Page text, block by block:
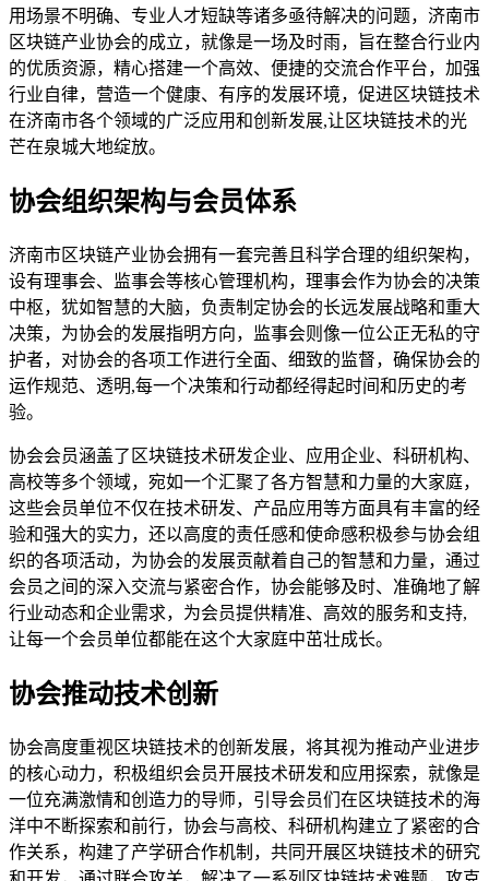
用场景不明确、专业人才短缺等诸多亟待解决的问题，济南市
区块链产业协会的成立，就像是一场及时雨，旨在整合行业内
的优质资源，精心搭建一个高效、便捷的交流合作平台，加强
行业自律，营造一个健康、有序的发展环境，促进区块链技术
在济南市各个领域的广泛应用和创新发展,让区块链技术的光
芒在泉城大地绽放。
协会组织架构与会员体系
济南市区块链产业协会拥有一套完善且科学合理的组织架构，
设有理事会、监事会等核心管理机构，理事会作为协会的决策
中枢，犹如智慧的大脑，负责制定协会的长远发展战略和重大
决策，为协会的发展指明方向，监事会则像一位公正无私的守
护者，对协会的各项工作进行全面、细致的监督，确保协会的
运作规范、透明,每一个决策和行动都经得起时间和历史的考
验。
协会会员涵盖了区块链技术研发企业、应用企业、科研机构、
高校等多个领域，宛如一个汇聚了各方智慧和力量的大家庭，
这些会员单位不仅在技术研发、产品应用等方面具有丰富的经
验和强大的实力，还以高度的责任感和使命感积极参与协会组
织的各项活动，为协会的发展贡献着自己的智慧和力量，通过
会员之间的深入交流与紧密合作，协会能够及时、准确地了解
行业动态和企业需求，为会员提供精准、高效的服务和支持,
让每一个会员单位都能在这个大家庭中茁壮成长。
协会推动技术创新
协会高度重视区块链技术的创新发展，将其视为推动产业进步
的核心动力，积极组织会员开展技术研发和应用探索，就像是
一位充满激情和创造力的导师，引导会员们在区块链技术的海
洋中不断探索和前行，协会与高校、科研机构建立了紧密的合
作关系，构建了产学研合作机制，共同开展区块链技术的研究